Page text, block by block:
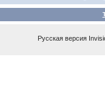
Русская версия